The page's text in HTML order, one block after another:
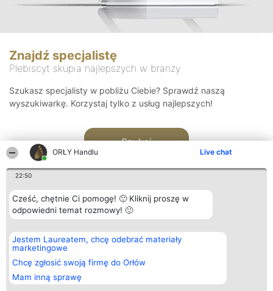
ORŁY Handlu Live chat
22:50
Cześć, chętnie Ci pomogę! 🙂 Kliknij proszę w
odpowiedni temat rozmowy! 🙂
Jestem Laureatem, chcę odebrać materiały
marketingowe
Chcę zgłosić swoją firmę do Orłów
Mam inną sprawę
Znajdź specjalistę
Plebiscyt skupia najlepszych w branży
Szukasz specjalisty w pobliżu Ciebie? Sprawdź naszą
wyszukiwarkę. Korzystaj tylko z usług najlepszych!
Szukaj
Organizator plebiscytu
Bright Side Solutions sp. z o.
o. sp. k.
ul. Ruska 22
Wrocław 50-079
KRS 0000749100 | Regon
381313360 | NIP 8943132676
Plebiscyt
Laureaci
wszystkich
Laureatów
Regulamin
Kontakt
Kontakt